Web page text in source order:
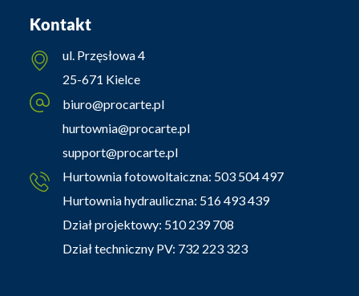
Kontakt
ul. Przęsłowa 4
25-671 Kielce
biuro@procarte.pl
hurtownia@procarte.pl
support@procarte.pl
Hurtownia fotowoltaiczna: 503 504 497
Hurtownia hydrauliczna: 516 493 439
Dział projektowy: 510 239 708
Dział techniczny PV: 732 223 323